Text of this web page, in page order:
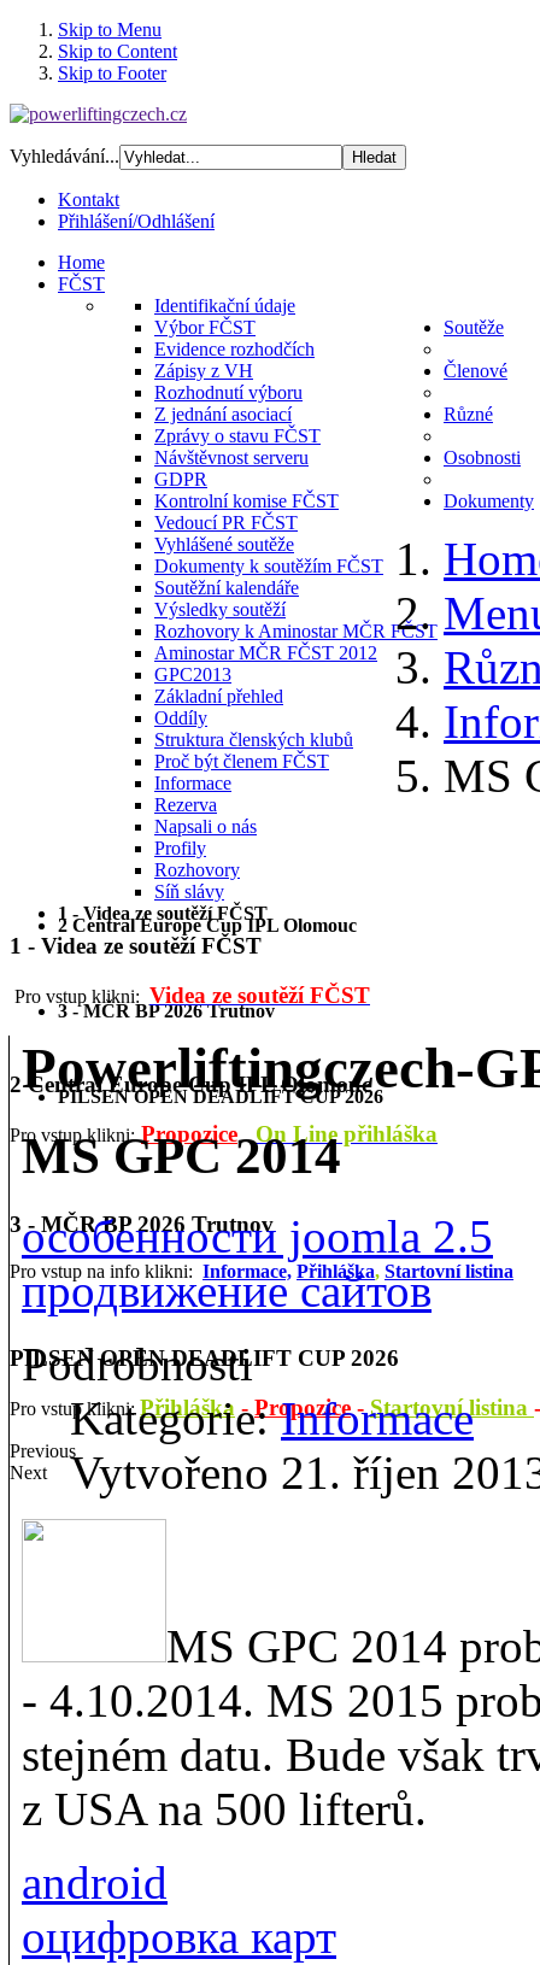
Skip to Menu
Skip to Content
Skip to Footer
Vyhledávání...
Kontakt
Přihlášení/Odhlášení
Home
FČST
Identifikační údaje
Výbor FČST
Evidence rozhodčích
Zápisy z VH
Rozhodnutí výboru
Z jednání asociací
Zprávy o stavu FČST
Návštěvnost serveru
GDPR
Kontrolní komise FČST
Vedoucí PR FČST
Soutěže
Vyhlášené soutěže
Dokumenty k soutěžím FČST
Soutěžní kalendáře
Výsledky soutěží
Rozhovory k Aminostar MČR FČST
Aminostar MČR FČST 2012
GPC2013
Členové
Základní přehled
Oddíly
Struktura členských klubů
Proč být členem FČST
Různé
Informace
Rezerva
Osobnosti
Napsali o nás
Profily
Rozhovory
Síň slávy
Dokumenty
MS
1 - Videa ze soutěží FČST
2 Central Europe Cup IPL Olomouc
3 - MČR BP 2026 Trutnov
PILSEN OPEN DEADLIFT CUP 2026
1 - Videa ze soutěží FČST
Pro vstup klikni: Videa ze soutěží FČST
2 Central Europe Cup IPL Olomouc
Pro vstup klikni: Propozice On Line přihláška
3 - MČR BP 2026 Trutnov
Pro vstup na info klikni: Informace, Přihláška, Startovní listina
PILSEN OPEN DEADLIFT CUP 2026
Pro vstup klikni:Přihláška -Propozice-Startovní listina
Previous
Next
Powerliftingczech-
MS GPC 2014
особенности joomla 2.5
продвижение сайтов
Podrobnosti
Kategorie:Informace
Vytvořeno 21. říjen
MS GPC 2014
- 4.10.2014. MS 2015
stejném datu. Bude však
z USA na 500 lifterů.
android
оцифровка карт